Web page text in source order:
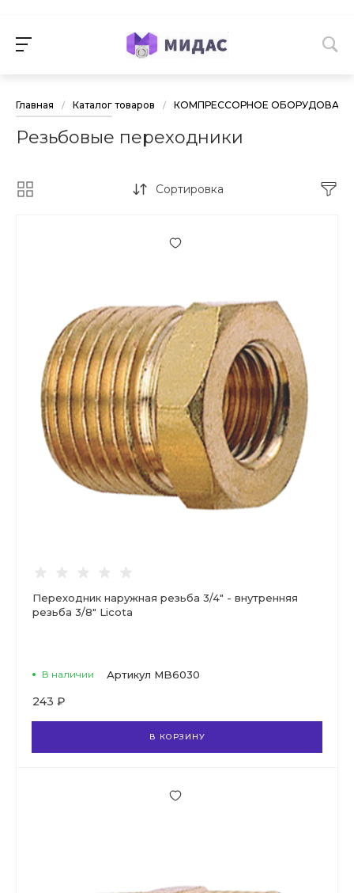
Главная / Каталог товаров / КОМПРЕССОРНОЕ
Резьбовые переходники
Сортировка
Переходник наружная резьба 3/4" - внутренняя
резьба 3/8" Licota
В наличии Артикул MB6030
243 ₽
В КОРЗИНУ